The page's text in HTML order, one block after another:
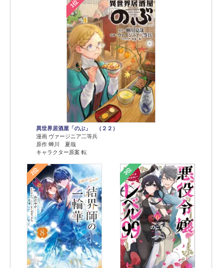
1位
異世界居酒屋「のぶ」 （２２）
漫画 ヴァージニア二等兵
原作 蝉川 夏哉
キャラクター原案 転
2位 3位